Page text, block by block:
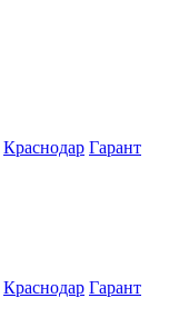
Краснодар Гарант
Краснодар Гарант